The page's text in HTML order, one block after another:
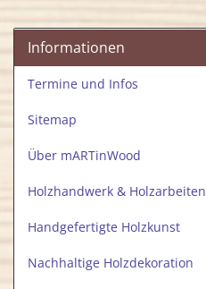
Informationen
Termine und Infos
Sitemap
Über mARTinWood
Holzhandwerk &
Handgefertigte Holzkunst
Nachhaltige Holzdekoration